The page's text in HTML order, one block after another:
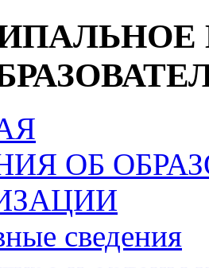
ОБ
сведения